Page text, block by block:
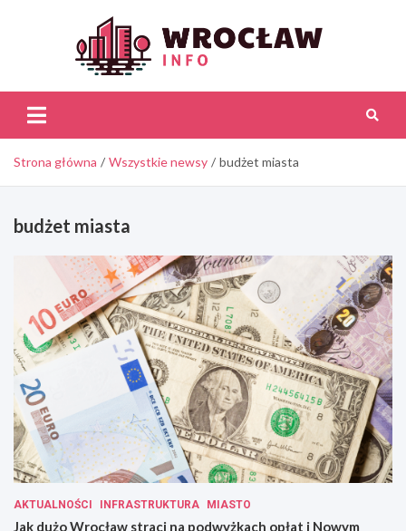
Strona główna Wszystkie newsy budżet miasta
budżet miasta
AKTUALNOŚCI INFRASTRUKTURA MIASTO
Jak dużo Wrocław straci na podwyżkach opłat i Nowym